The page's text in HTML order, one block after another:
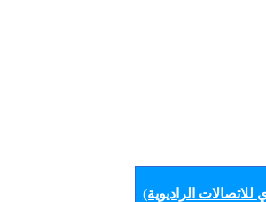
الراديوية)